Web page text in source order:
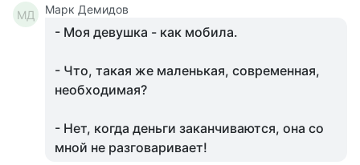
МД Марк Демидов
- Моя девушка - как мобила.
- Что, такая же маленькая, современная,
необходимая?
- Нет, когда деньги заканчиваются, она со
мной не разговаривает!